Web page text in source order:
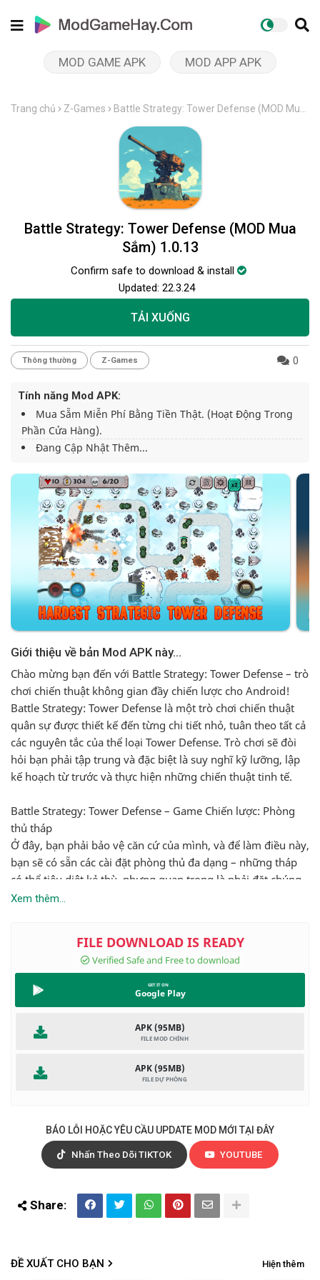
MOD GAME APK MOD APP APK
Trang chủ Z-Games
Battle Strategy: Tower Defense (MOD Mua
Battle Strategy: Tower Defense (MOD Mua
Sắm) 1.0.13
Confirm safe to download & install
Updated: 22.3.24
TẢI XUỐNG
Thông thường Z-Games 0
Tính năng Mod APK:
Mua Sẵm Miễn Phí Bằng Tiền Thật. (hoạt Động Trong
Phần Cửa Hàng).
Đang Cập Nhật Thêm...
Chào mừng bạn đến với Battle Strategy: Tower Defense – trò
chơi chiến thuật không gian đầy chiến lược cho Android!
Battle Strategy: Tower Defense là một trò chơi chiến thuật
quân sự được thiết kế đến từng chi tiết nhỏ, tuân theo tất cả
các nguyên tắc của thể loại Tower Defense. Trò chơi sẽ đòi
hỏi bạn phải tập trung và đặc biệt là suy nghĩ kỹ lưỡng, lập
kế hoạch từ trước và thực hiện những chiến thuật tinh tế.
Battle Strategy: Tower Defense – Game Chiến lược: Phòng
thủ tháp
Ở đây, bạn phải bảo vệ căn cứ của mình, và để làm điều này,
bạn sẽ có sẵn các cài đặt phòng thủ đa dạng – những tháp
có thể tiêu diệt kẻ thù, nhưng quan trọng là phải đặt chúng
đúng đắn trên chiến trường. Battle Strategy: Tower Defense
nào bạn mắc phải cũng có thể dẫn đến thất bại.
Bảo Vệ Lãnh Thổ
Bạn có thể tải Battle Strategy: Tower Defense miễn phí trên
trường, sử dụng cài đặt phòng thủ, từ từ nâng cấp vũ khí
chiến thắng. Đối với mỗi chiến thắng, bạn có thể nhận được
đồng tiền trong trò chơi và mở khóa nâng cấp mới cho tháp
Xem thêm...
Google Play
APK (95MB)
APK (95MB)
BÁO LỖI HOẶC YÊU CẦU UPDATE MOD MỚI TẠI ĐÂY
Nhấn Theo Dõi TIKTOK YOUTUBE
ĐỀ XUẤT CHO BẠN Hiện thêm